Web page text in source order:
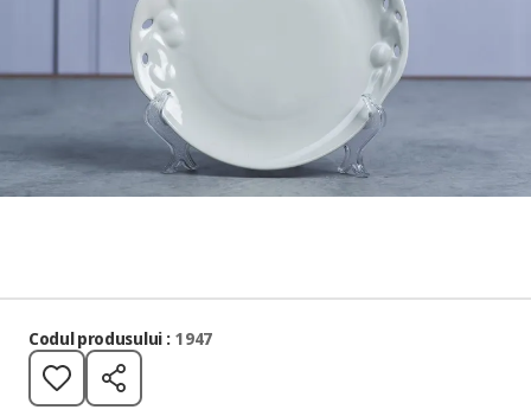
Codul produsului : 1947